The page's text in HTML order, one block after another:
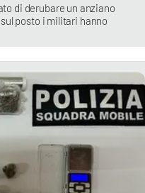
di derubare un anziano
posto i militari hanno